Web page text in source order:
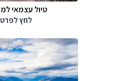
טיול עצמאי
לחץ